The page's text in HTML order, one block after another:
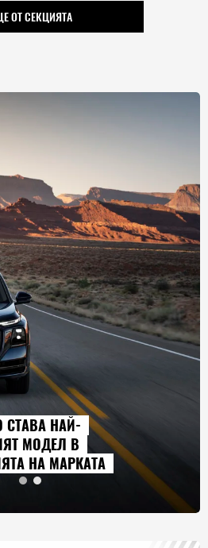
ОТ СЕКЦИЯТА
СТАВА НАЙ-
МОДЕЛ В
НА МАРКАТА